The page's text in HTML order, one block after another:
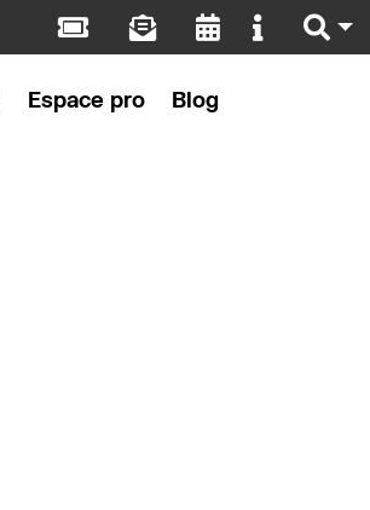
Espace pro Blog